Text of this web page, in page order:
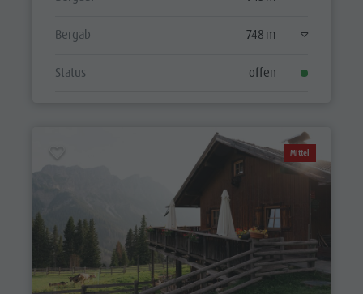
Bergab 748 m
Status offen
Mittel